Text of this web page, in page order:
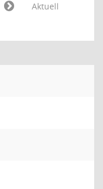
Aktuell